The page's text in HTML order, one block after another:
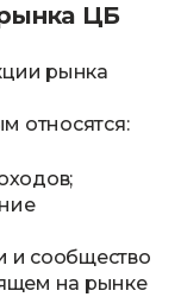
ЦБ
рынка
относятся:
и сообщество
на рынке